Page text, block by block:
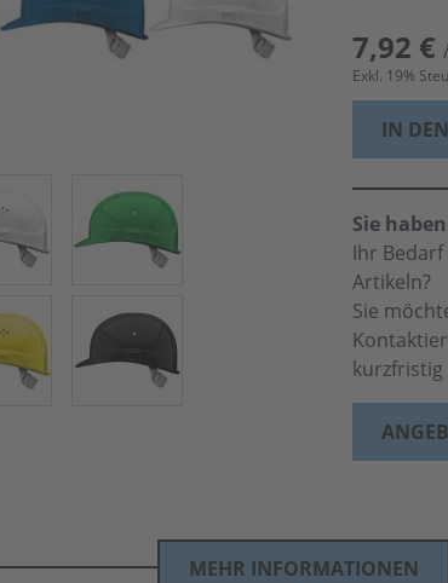
7,92 €
Exkl. 19%
IN
Sie
Ihr
Artikeln?
Sie
kurzfristig
MEHR INFORMATIONEN